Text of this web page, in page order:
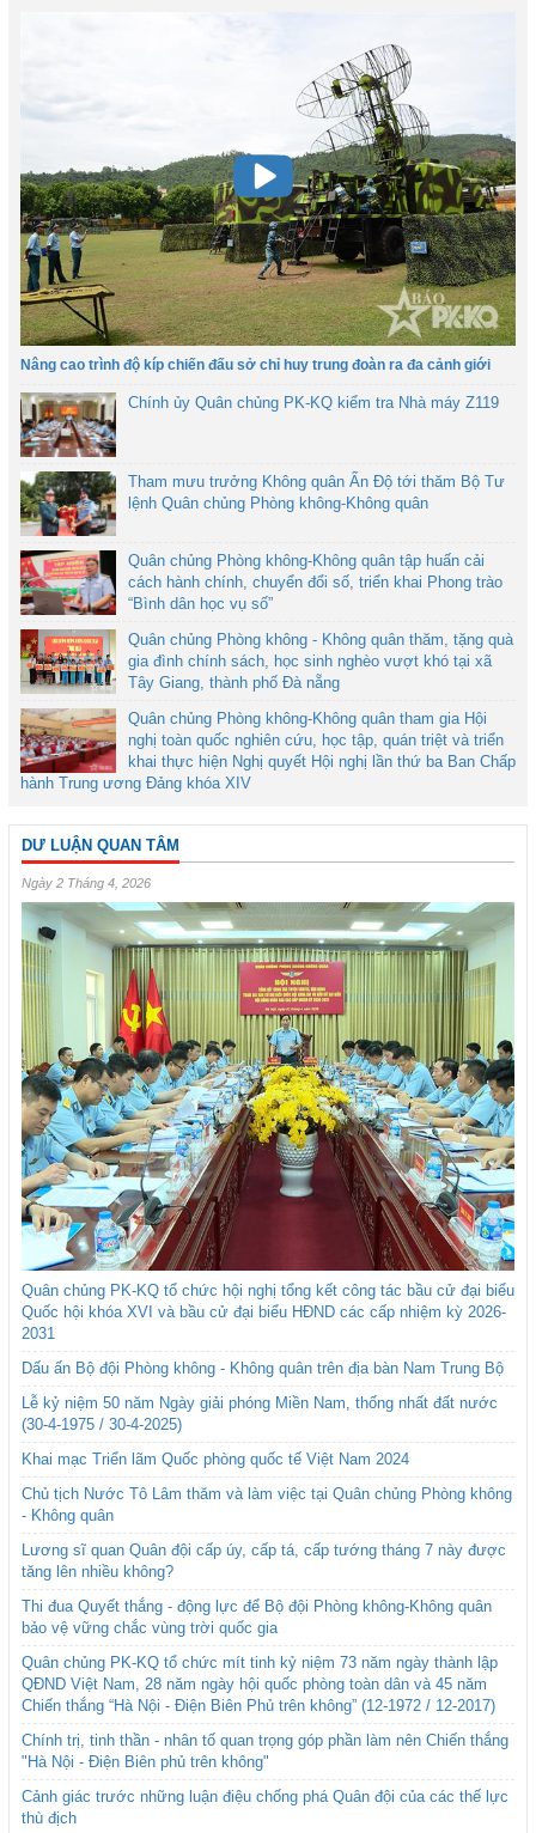
Nâng cao trình độ kíp chiến đấu sở chỉ huy trung đoàn ra đa cảnh giới
Chính ủy Quân chủng PK-KQ kiểm tra Nhà máy Z119
Tham mưu trưởng Không quân Ấn Độ tới thăm Bộ Tư
lệnh Quân chủng Phòng không-Không quân
Quân chủng Phòng không-Không quân tập huấn cải
cách hành chính, chuyển đổi số, triển khai Phong trào
“Bình dân học vụ số”
Quân chủng Phòng không - Không quân thăm, tặng quà
gia đình chính sách, học sinh nghèo vượt khó tại xã
Tây Giang, thành phố Đà nẵng
Quân chủng Phòng không-Không quân tham gia Hội
nghị toàn quốc nghiên cứu, học tập, quán triệt và triển
khai thực hiện Nghị quyết Hội nghị lần thứ ba Ban Chấp
hành Trung ương Đảng khóa XIV
DƯ LUẬN QUAN TÂM
Ngày 2 Tháng 4, 2026
Quân chủng PK-KQ tổ chức hội nghị tổng kết công tác bầu cử đại biểu
Quốc hội khóa XVI và bầu cử đại biểu HĐND các cấp nhiệm kỳ 2026-
2031
Dấu ấn Bộ đội Phòng không - Không quân trên địa bàn Nam Trung Bộ
Lễ kỷ niệm 50 năm Ngày giải phóng Miền Nam, thống nhất đất nước
(30-4-1975 / 30-4-2025)
Khai mạc Triển lãm Quốc phòng quốc tế Việt Nam 2024
Chủ tịch Nước Tô Lâm thăm và làm việc tại Quân chủng Phòng không
- Không quân
Lương sĩ quan Quân đội cấp úy, cấp tá, cấp tướng tháng 7 này được
tăng lên nhiều không?
Thi đua Quyết thắng - động lực để Bộ đội Phòng không-Không quân
bảo vệ vững chắc vùng trời quốc gia
Quân chủng PK-KQ tổ chức mít tinh kỷ niệm 73 năm ngày thành lập
QĐND Việt Nam, 28 năm ngày hội quốc phòng toàn dân và 45 năm
Chiến thắng “Hà Nội - Điện Biên Phủ trên không” (12-1972 / 12-2017)
Chính trị, tinh thần - nhân tố quan trọng góp phần làm nên Chiến thắng
"Hà Nội - Điện Biên phủ trên không"
Cảnh giác trước những luận điệu chống phá Quân đội của các thế lực
thù địch